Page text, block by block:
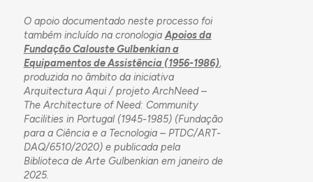
O apoio documentado neste processo foi
também incluído na cronologia Apoios da
Fundação Calouste Gulbenkian a
Equipamentos de Assistência (1956-1986),
produzida no âmbito da iniciativa
Arquitectura Aqui / projeto ArchNeed –
The Architecture of Need: Community
Facilities in Portugal (1945-1985) (Fundação
para a Ciência e a Tecnologia – PTDC/ART-
DAQ/6510/2020) e publicada pela
Biblioteca de Arte Gulbenkian em janeiro de
2025.